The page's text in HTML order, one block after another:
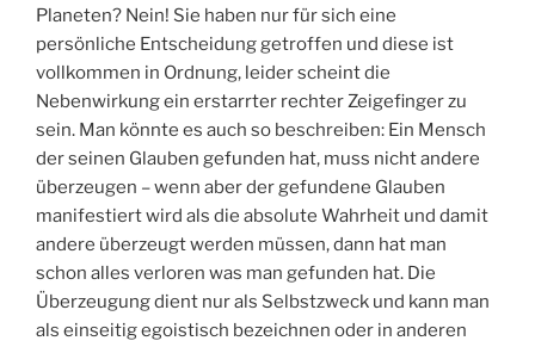
Planeten? Nein! Sie haben nur für sich eine
persönliche Entscheidung getroffen und diese ist
vollkommen in Ordnung, leider scheint die
Nebenwirkung ein erstarrter rechter Zeigefinger zu
sein. Man könnte es auch so beschreiben: Ein Mensch
der seinen Glauben gefunden hat, muss nicht andere
überzeugen – wenn aber der gefundene Glauben
manifestiert wird als die absolute Wahrheit und damit
andere überzeugt werden müssen, dann hat man
schon alles verloren was man gefunden hat. Die
Überzeugung dient nur als Selbstzweck und kann man
als einseitig egoistisch bezeichnen oder in anderen